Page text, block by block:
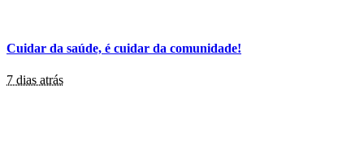
Cuidar da saúde, é cuidar da comunidade!
7 dias atrás